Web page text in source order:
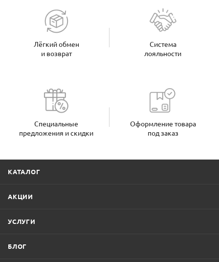
Лёгкий обмен
и возврат
Система
лояльности
Специальные
предложения и скидки
Оформление товара
под заказ
КАТАЛОГ
АКЦИИ
УСЛУГИ
БЛОГ